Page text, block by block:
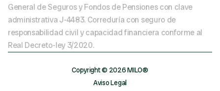
General de Seguros y Fondos de Pensiones con clave
administrativa J-4483. Correduría con seguro de
responsabilidad civil y capacidad financiera conforme al
Real Decreto-ley 3/2020.
Copyright ©️ 2026 MILO®️
Aviso Legal